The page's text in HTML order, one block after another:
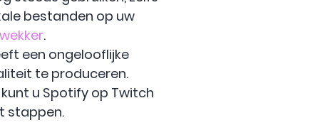
bestanden op uw
.
een ongelooflijke
te produceren.
u Spotify op Twitch
stappen.